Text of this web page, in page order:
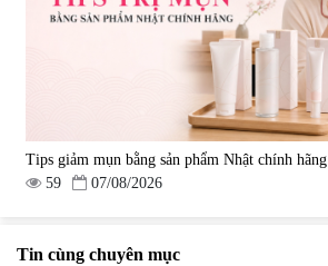
Tips giảm mụn bằng sản phẩm Nhật chính hãng
59
07/08/2026
Tin cùng chuyên mục